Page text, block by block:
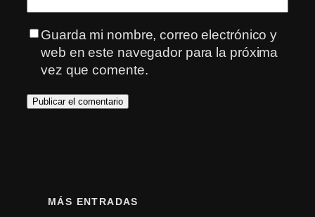
Guarda mi nombre, correo electrónico y
web en este navegador para la próxima
vez que comente.
MÁS ENTRADAS